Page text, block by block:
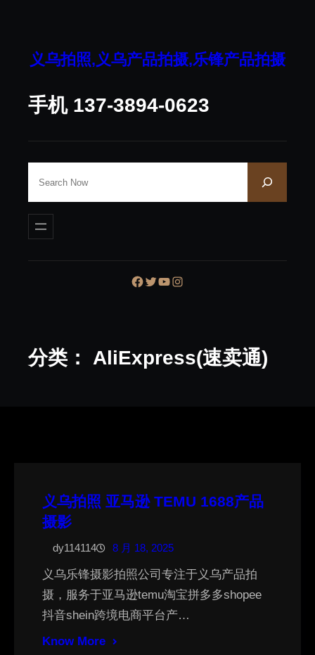
义乌拍照,义乌产品拍摄,乐锋产品拍摄
手机 137-3894-0623
a
Facebook Twitter YouTube Instagram
分类： AliExpress(速卖通)
义乌拍照 亚马逊 TEMU 1688产品
摄影
dy114114 8 月 18, 2025
义乌乐锋摄影拍照公司专注于义乌产品拍
摄，服务于亚马逊temu淘宝拼多多shopee
抖音shein跨境电商平台产…
Know More